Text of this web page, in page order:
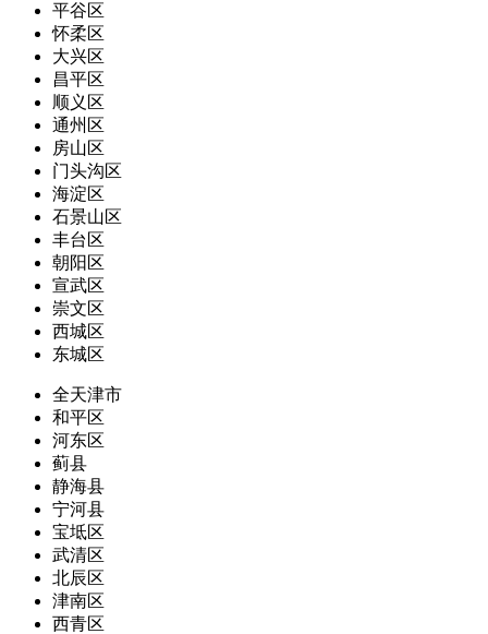
平谷区
怀柔区
大兴区
昌平区
顺义区
通州区
房山区
门头沟区
海淀区
石景山区
丰台区
朝阳区
宣武区
崇文区
西城区
东城区
全天津市
和平区
河东区
蓟县
静海县
宁河县
宝坻区
武清区
北辰区
津南区
西青区